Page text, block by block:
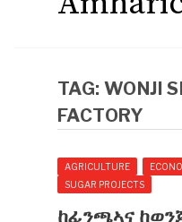
TAG: WONJI
FACTORY
AGRICULTURE
SUGAR PROJECTS